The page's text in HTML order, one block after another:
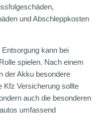
und Abschleppkosten
kann bei
spielen. Nach einem
der Akku besondere
Kfz Versicherung sollte
auch die besonderen
umfassend